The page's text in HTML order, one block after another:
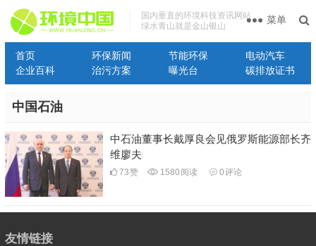
国内垂直的环境科技资讯网站
绿水青山就是金山银山
首页 环保新闻 节能环保
电动汽车
企业百科
治污方案 曝光台 碳排放证书
菜单
中国石油
中石油董事长戴厚良会见俄罗斯能源部长齐
维廖夫
73赞 1580 阅读 0评论
友情链接